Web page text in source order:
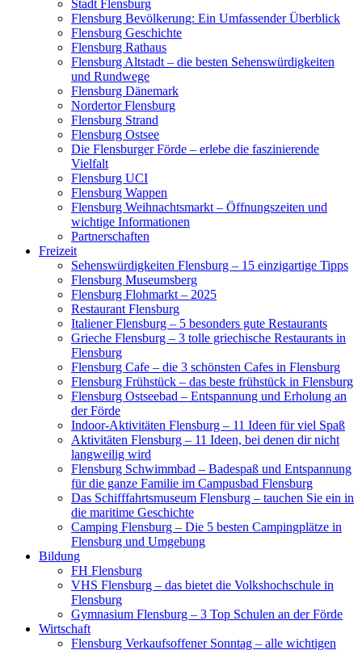
Stadt Flensburg
Flensburg Bevölkerung: Ein Umfassender Überblick
Flensburg Geschichte
Flensburg Rathaus
Flensburg Altstadt – die besten Sehenswürdigkeiten
und Rundwege
Flensburg Dänemark
Nordertor Flensburg
Flensburg Strand
Flensburg Ostsee
Die Flensburger Förde – erlebe die faszinierende
Vielfalt
Flensburg UCI
Flensburg Wappen
Flensburg Weihnachtsmarkt – Öffnungszeiten und
wichtige Informationen
Partnerschaften
Freizeit
Sehenswürdigkeiten Flensburg – 15 einzigartige Tipps
Flensburg Museumsberg
Flensburg Flohmarkt – 2025
Restaurant Flensburg
Italiener Flensburg – 5 besonders gute Restaurants
Grieche Flensburg – 3 tolle griechische Restaurants in
Flensburg
Flensburg Cafe – die 3 schönsten Cafes in Flensburg
Flensburg Frühstück – das beste frühstück in Flensburg
Flensburg Ostseebad – Entspannung und Erholung an
der Förde
Indoor-Aktivitäten Flensburg – 11 Ideen für viel Spaß
Aktivitäten Flensburg – 11 Ideen, bei denen dir nicht
langweilig wird
Flensburg Schwimmbad – Badespaß und Entspannung
für die ganze Familie im Campusbad Flensburg
Das Schifffahrtsmuseum Flensburg – tauchen Sie ein in
die maritime Geschichte
Camping Flensburg – Die 5 besten Campingplätze in
Flensburg und Umgebung
Bildung
FH Flensburg
VHS Flensburg – das bietet die Volkshochschule in
Flensburg
Gymnasium Flensburg – 3 Top Schulen an der Förde
Wirtschaft
Flensburg Verkaufsoffener Sonntag – alle wichtigen